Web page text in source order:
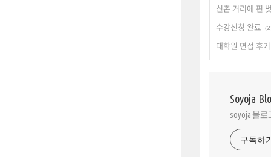
신촌 거리에 핀
수강신청 완료
대학원 면접 후기
Soyoja
soyoja 블로
구독하